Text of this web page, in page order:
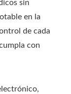
sin
en la
de cada
con